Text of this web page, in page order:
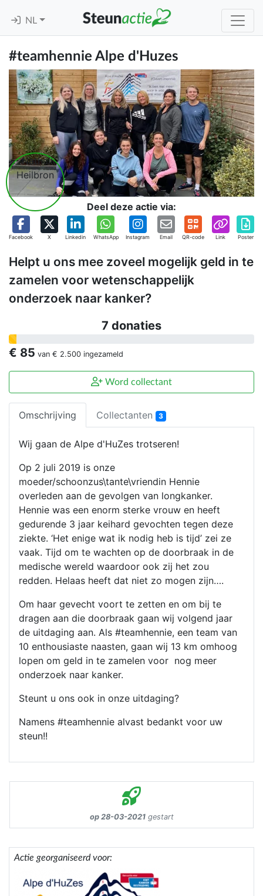
NL
#teamhennie Alpe d'Huzes
Deel deze actie via:
Facebook X Linkedin WhatsApp Instagram Email QR-code Link Poster
Helpt u ons mee zoveel mogelijk geld in te
zamelen voor wetenschappelijk
onderzoek naar kanker?
7 donaties
€ 85 van € 2.500 ingezameld
Word collectant
Omschrijving Collectanten 3
Wij gaan de Alpe d'HuZes trotseren!
Op 2 juli 2019 is onze
moeder/schoonzus\tante\vriendin Hennie
overleden aan de gevolgen van longkanker.
Hennie was een enorm sterke vrouw en heeft
gedurende 3 jaar keihard gevochten tegen deze
ziekte. ‘Het enige wat ik nodig heb is tijd’ zei ze
vaak. Tijd om te wachten op de doorbraak in de
medische wereld waardoor ook zij het zou
redden. Helaas heeft dat niet zo mogen zijn….
Om haar gevecht voort te zetten en om bij te
dragen aan die doorbraak gaan wij volgend jaar
de uitdaging aan. Als #teamhennie, een team van
10 enthousiaste naasten, gaan wij 13 km omhoog
lopen om geld in te zamelen voor nog meer
onderzoek naar kanker.
Steunt u ons ook in onze uitdaging?
Namens #teamhennie alvast bedankt voor uw
steun!!
op 28-03-2021gestart
Actie georganiseerd voor: